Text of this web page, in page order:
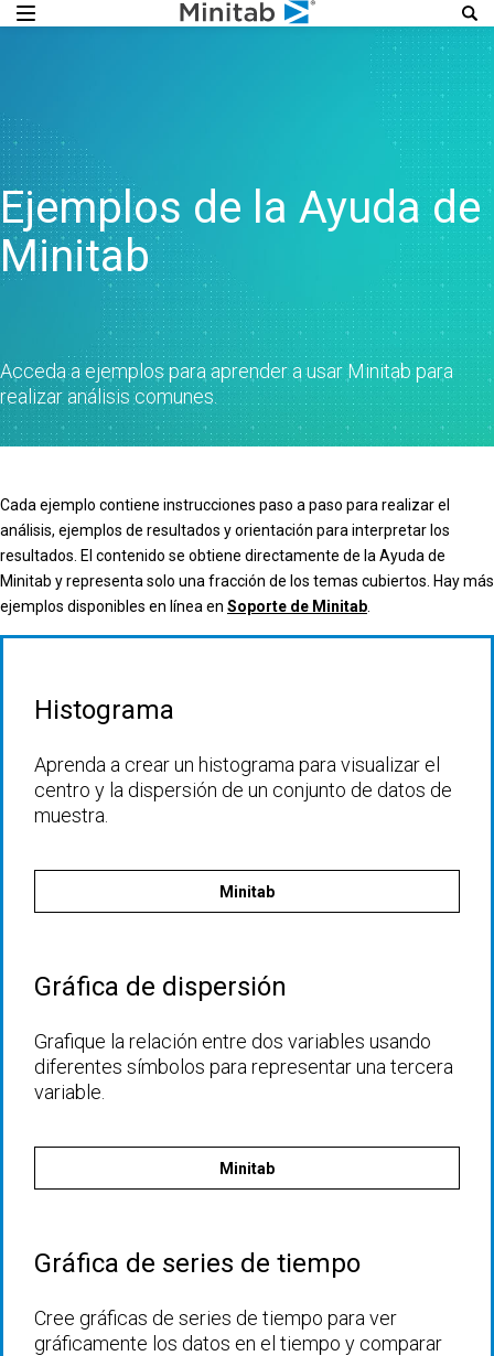
Ejemplos de la Ayuda de
Minitab
Acceda a ejemplos para aprender a usar Minitab para
realizar análisis comunes.
Cada ejemplo contiene instrucciones paso a paso para realizar el
análisis, ejemplos de resultados y orientación para interpretar los
resultados. El contenido se obtiene directamente de la Ayuda de
Minitab y representa solo una fracción de los temas cubiertos. Hay más
ejemplos disponibles en línea en Soporte de Minitab
Histograma
Aprenda a crear un histograma para visualizar el
centro y la dispersión de un conjunto de datos de
muestra.
Minitab
Gráfica de dispersión
Grafique la relación entre dos variables usando
diferentes símbolos para representar una tercera
variable.
Minitab
Gráfica de series de tiempo
Cree gráficas de series de tiempo para ver
gráficamente los datos en el tiempo y comparar